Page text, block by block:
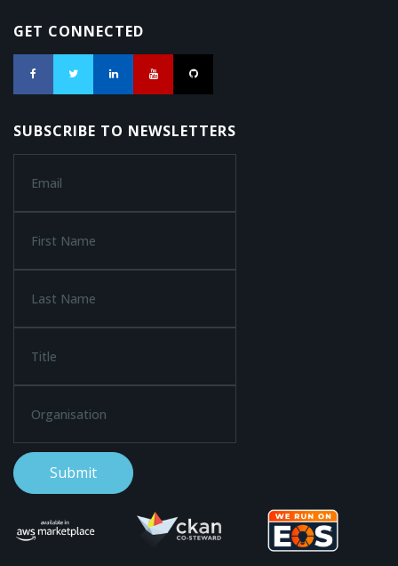
GET CONNECTED
SUBSCRIBE TO NEWSLETTERS